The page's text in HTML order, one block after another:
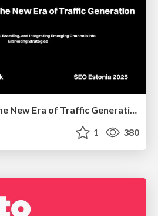
Redefining SEO in the New Era of Traffic Generation
1 380